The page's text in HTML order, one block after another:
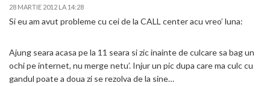
28 MARTIE 2012 LA 14:28
Si eu am avut probleme cu cei de la CALL center acu vreo’ luna:
Ajung seara acasa pe la 11 seara si zic inainte de culcare sa bag un
ochi pe internet, nu merge netu’. Injur un pic dupa care ma culc cu
gandul poate a doua zi se rezolva de la sine…